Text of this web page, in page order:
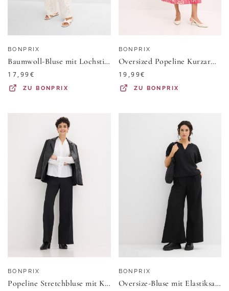
BONPRIX
Baumwoll-Bluse mit Lochstickerei
17,99€
ZUBONPRIX
BONPRIX
Oversized Popeline Kurzarmbluse aus Baumwolle
19,99€
ZU BONPRIX
BONPRIX
Popeline Stretchbluse mit Kelchkragen und leichter Transparenz
BONPRIX
Oversize-Bluse mit Elastiksaum